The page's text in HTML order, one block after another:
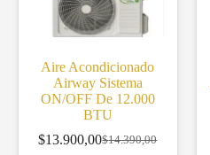
Aire Acondicionado
Airway Sistema
ON/OFF De 12.000
BTU
$14.390,00
Original
$13.900,00Current